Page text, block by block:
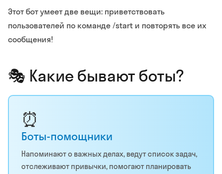
Этот бот умеет две вещи: приветствовать
пользователей по команде /start и повторять все их
сообщения!
🎭 Какие бывают боты?
⏰
Боты-помощники
Напоминают о важных делах, ведут список задач,
отслеживают привычки, помогают планировать